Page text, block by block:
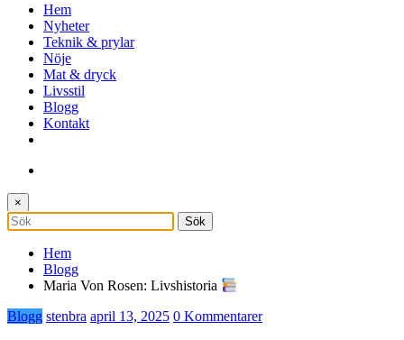
Hem
Nyheter
Teknik & prylar
Nöje
Mat & dryck
Livsstil
Blogg
Kontakt
×
Hem
Blogg
Maria Von Rosen: Livshistoria
Blogg stenbra april 13, 2025 0 Kommentarer